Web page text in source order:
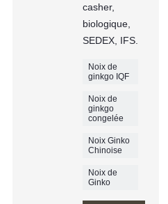
casher,
biologique,
SEDEX, IFS.
Noix de
ginkgo IQF
Noix de
ginkgo
congelée
Noix Ginko
Chinoise
Noix de
Ginko